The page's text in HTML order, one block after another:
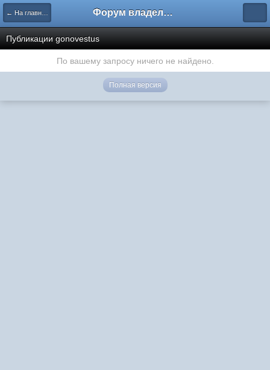
← На главную Форум владельцев интернет-магазинов
Публикации gonovestus
По вашему запросу ничего не найдено.
Полная версия